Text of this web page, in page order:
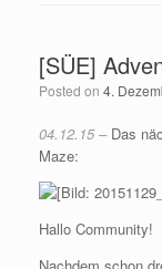
[SÜE]
Posted on 4.
04.12.15 –Das
Maze:
Hallo Community!